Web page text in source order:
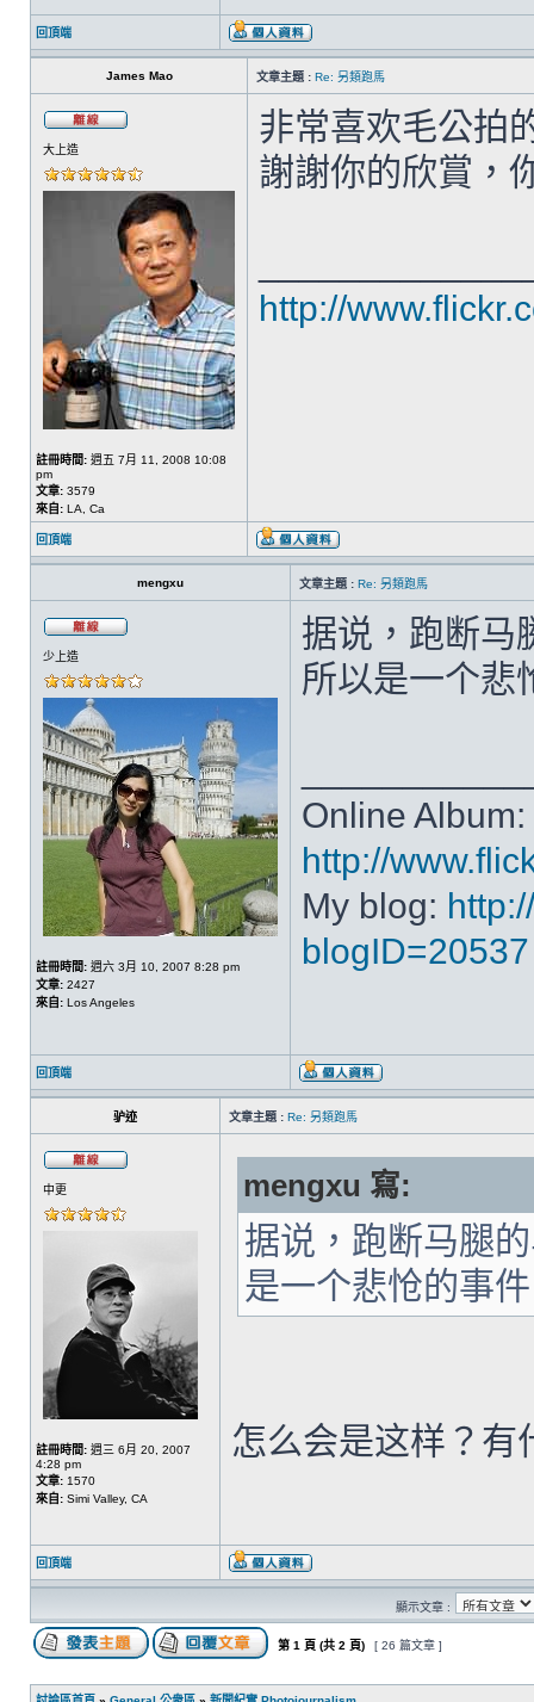
回頂端
James Mao 文章主題 : Re: 另類跑馬
大上造
註冊時間: 週五 7月 11, 2008 10:08
pm
文章: 3579
來自: LA, Ca
非常喜欢毛公拍
謝謝你的欣賞，
http://
回頂端
mengxu 文章主題 : Re: 另類跑馬
少上造
註冊時間: 週六 3月 10, 2007 8:28 pm
文章: 2427
來自: Los Angeles
据说，跑断马
所以是一个悲
Online Album:
http://
My blog:
blogID=20537
回頂端
驴迹 文章主題 : Re: 另類跑馬
中更
註冊時間: 週三 6月 20, 2007
4:28 pm
文章: 1570
來自: Simi Valley, CA
mengxu 寫:
据说，跑断马腿
是一个悲怆的事
怎么会是这样？有
回頂端
顯示文章 :
第 1 頁 (共 2 頁) [ 26 篇文章 ]